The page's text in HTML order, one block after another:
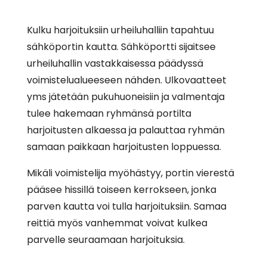
Kulku harjoituksiin urheiluhalliin tapahtuu
sähköportin kautta. Sähköportti sijaitsee
urheiluhallin vastakkaisessa päädyssä
voimistelualueeseen nähden. Ulkovaatteet
yms jätetään pukuhuoneisiin ja valmentaja
tulee hakemaan ryhmänsä portilta
harjoitusten alkaessa ja palauttaa ryhmän
samaan paikkaan harjoitusten loppuessa.
Mikäli voimistelija myöhästyy, portin vierestä
pääsee hissillä toiseen kerrokseen, jonka
parven kautta voi tulla harjoituksiin. Samaa
reittiä myös vanhemmat voivat kulkea
parvelle seuraamaan harjoituksia.